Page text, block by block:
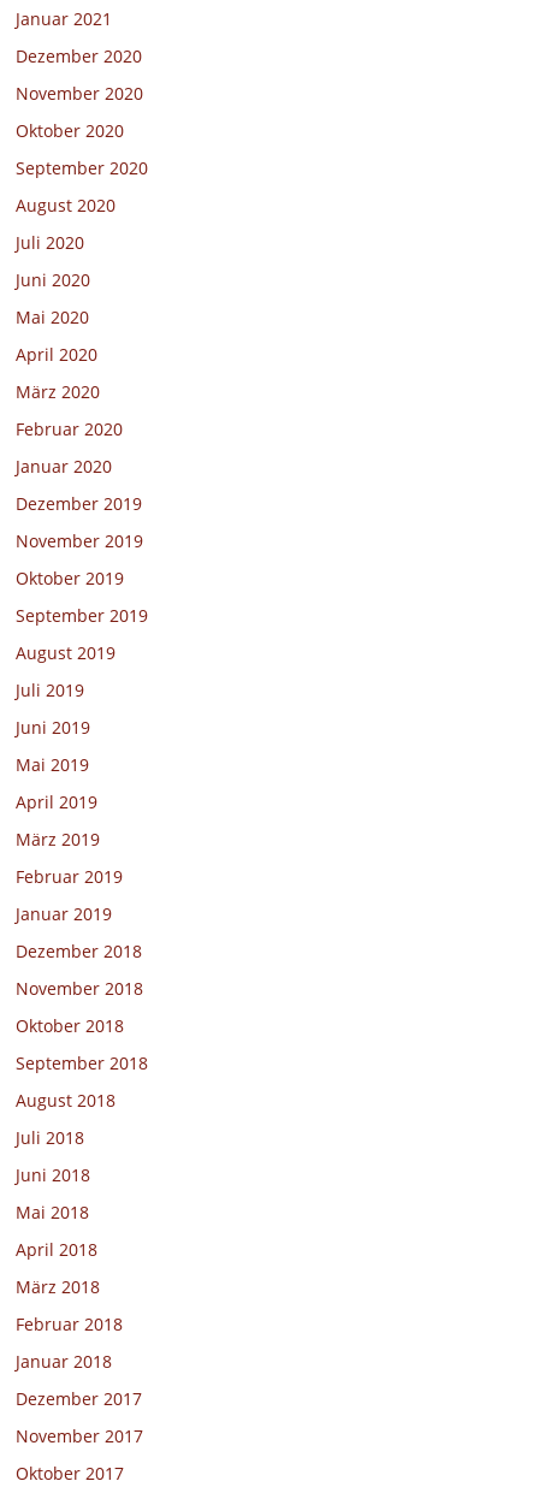
Januar 2021
Dezember 2020
November 2020
Oktober 2020
September 2020
August 2020
Juli 2020
Juni 2020
Mai 2020
April 2020
März 2020
Februar 2020
Januar 2020
Dezember 2019
November 2019
Oktober 2019
September 2019
August 2019
Juli 2019
Juni 2019
Mai 2019
April 2019
März 2019
Februar 2019
Januar 2019
Dezember 2018
November 2018
Oktober 2018
September 2018
August 2018
Juli 2018
Juni 2018
Mai 2018
April 2018
März 2018
Februar 2018
Januar 2018
Dezember 2017
November 2017
Oktober 2017